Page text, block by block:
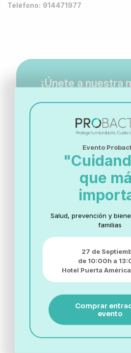
Teléfono: 914471977
¡Únete a nuestra
Si eres profesional sanitario
He leído y acepto lapolítica de
Quiero recibir más
lanzamiento de productos,
Evento
que
Salud, prevención y
familias
27 de
de 10:00h a
Hotel Puerta América,
Comprar
evento